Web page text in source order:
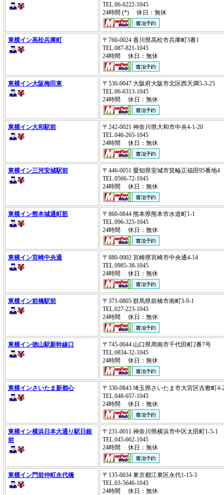
TEL.06-6222-1045
24時間 (*) 休日：無休
東横イン高松兵庫町
〒760-0024 香川県高松市兵庫町3番1
TEL.087-821-1045
24時間 休日：無休
東横イン大阪梅田東
〒530-0047 大阪府大阪市北区西天満5-3-25
TEL.06-6313-1045
24時間 休日：無休
東横イン大和駅前
〒242-0021 神奈川県大和市中央4-1-20
TEL.046-265-1045
24時間 休日：無休
東横イン三河安城駅前
〒446-0051 愛知県安城市箕輪正福田95番地
TEL.0566-72-1045
24時間 休日：無休
東横イン熊本城通町筋
〒860-0844 熊本県熊本市水道町1-1
TEL.096-325-1045
24時間 休日：無休
東横イン宮崎中央通
〒880-0002 宮崎県宮崎市中央通4-14
TEL.0985-38-1045
24時間 休日：無休
東横イン前橋駅前
〒371-0805 群馬県前橋市南町3‐9‐1
TEL.027-223-1045
24時間 休日：無休
東横イン徳山駅新幹線口
〒745-0044 山口県周南市千代田町2番7号
TEL.0834-32-1045
24時間 休日：無休
東横インさいたま新都心
〒330-0843 埼玉県さいたま市大宮区吉敷町
TEL.048-657-1045
24時間 休日：無休
東横イン横浜日本大通り駅日銀
前
〒231-0011 神奈川県横浜市中区太田町1-5-1
TEL.045-662-1045
24時間 休日：無休
東横イン門前仲町永代橋
〒135-0034 東京都江東区永代1-15-3
TEL.03-5646-1045
24時間 休日：無休